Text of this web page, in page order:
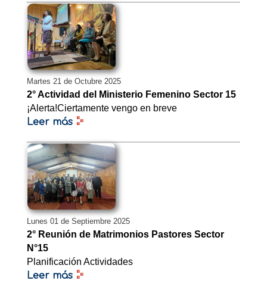
Martes 21 de Octubre 2025
2° Actividad del Ministerio Femenino Sector 15
¡Alerta!Ciertamente vengo en breve
Leer más
Lunes 01 de Septiembre 2025
2° Reunión de Matrimonios Pastores Sector
N°15
Planificación Actividades
Leer más